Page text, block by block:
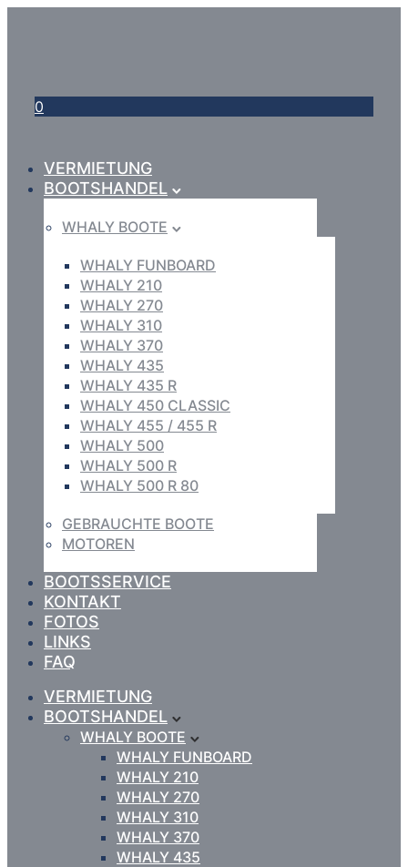
0
VERMIETUNG
BOOTSHANDEL
WHALY BOOTE
WHALY FUNBOARD
WHALY 210
WHALY 270
WHALY 310
WHALY 370
WHALY 435
WHALY 435 R
WHALY 450 CLASSIC
WHALY 455 / 455 R
WHALY 500
WHALY 500 R
WHALY 500 R 80
GEBRAUCHTE BOOTE
MOTOREN
BOOTSSERVICE
KONTAKT
FOTOS
LINKS
FAQ
VERMIETUNG
BOOTSHANDEL
WHALY BOOTE
WHALY FUNBOARD
WHALY 210
WHALY 270
WHALY 310
WHALY 370
WHALY 435